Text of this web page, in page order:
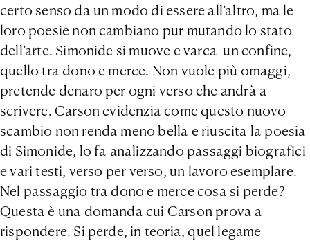
certo senso da un modo di essere all’altro, ma le
loro poesie non cambiano pur mutando lo stato
dell’arte. Simonide si muove e varca un confine,
quello tra dono e merce. Non vuole più omaggi,
pretende denaro per ogni verso che andrà a
scrivere. Carson evidenzia come questo nuovo
scambio non renda meno bella e riuscita la poesia
di Simonide, lo fa analizzando passaggi biografici
e vari testi, verso per verso, un lavoro esemplare.
Nel passaggio tra dono e merce cosa si perde?
Questa è una domanda cui Carson prova a
rispondere. Si perde, in teoria, quel legame